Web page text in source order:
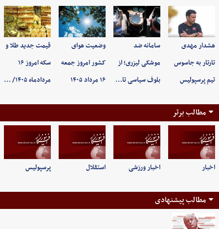
هشدار مهدی
تارتار به جاسوس
تیم پرسپولیس
سامانه ضد
موشکی لیزری؛ از
بلوف سیاسی تا…
وضعیت هوای
کشور امروز جمعه
۱۶ مرداد ۱۴۰۵
قیمت جدید طلا و
سکه امروز ۱۶
مردادماه ۱۴۰۵/ …
مطالب برتر
اخبار اخبار ورزشی استقلال پرسپولیس
مطالب پیشنهادی